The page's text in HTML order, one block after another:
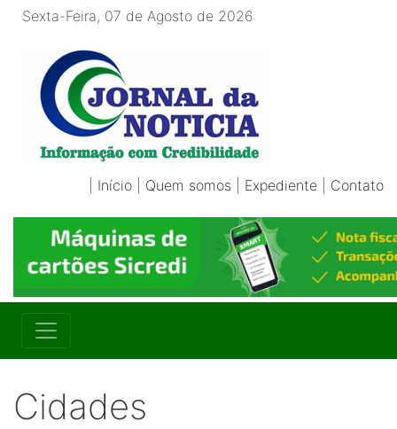
Sexta-Feira, 07 de Agosto de 2026
Início Quem somos Expediente Contato
Cidades